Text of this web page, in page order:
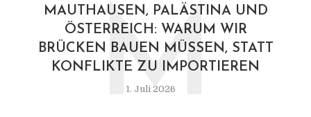
MAUTHAUSEN, PALÄSTINA UND
ÖSTERREICH: WARUM WIR
BRÜCKEN BAUEN MÜSSEN, STATT
KONFLIKTE ZU IMPORTIEREN
1. Juli 2026
M